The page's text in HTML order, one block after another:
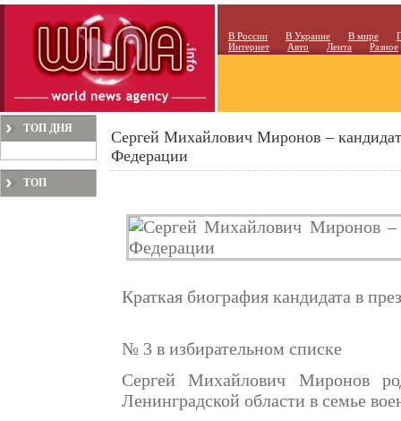
В России В Украине В мире
Интернет
Авто Лента Разное
ТОП ДНЯ
ТОП
Сергей Михайлович Миронов –
Федерации
Краткая биография кандидата в
№ 3 в избирательном списке
Сергей Михайлович Миронов
Ленинградской области в семье